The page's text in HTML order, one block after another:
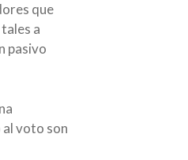
que
a
pasivo
voto son